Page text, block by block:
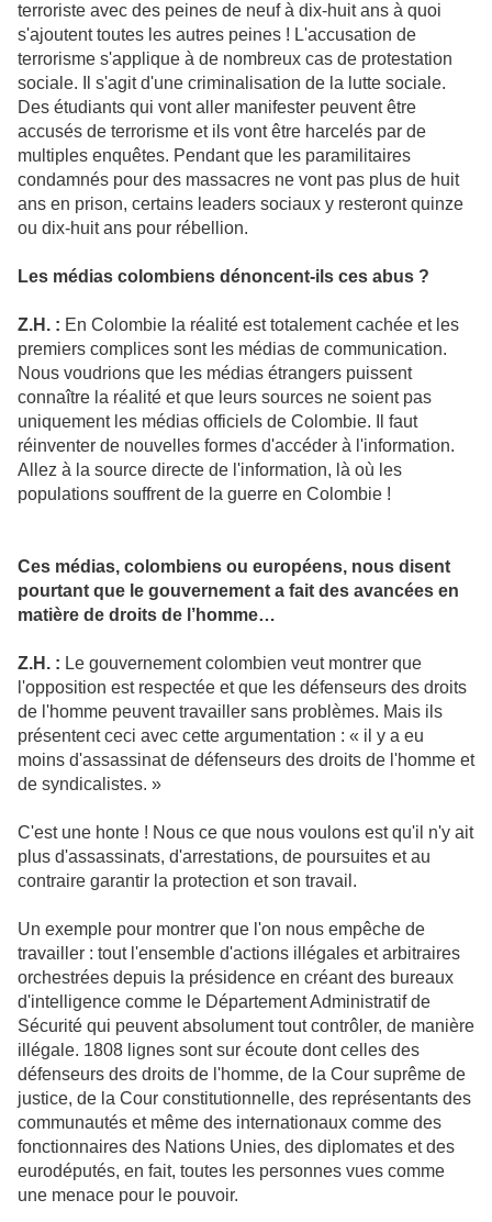
terroriste avec des peines de neuf à dix-huit ans à quoi
s'ajoutent toutes les autres peines ! L'accusation de
terrorisme s'applique à de nombreux cas de protestation
sociale. Il s'agit d'une criminalisation de la lutte sociale.
Des étudiants qui vont aller manifester peuvent être
accusés de terrorisme et ils vont être harcelés par de
multiples enquêtes. Pendant que les paramilitaires
condamnés pour des massacres ne vont pas plus de huit
ans en prison, certains leaders sociaux y resteront quinze
ou dix-huit ans pour rébellion.
Les médias colombiens dénoncent-ils ces abus ?
Z.H. : En Colombie la réalité est totalement cachée et les
premiers complices sont les médias de communication.
Nous voudrions que les médias étrangers puissent
connaître la réalité et que leurs sources ne soient pas
uniquement les médias officiels de Colombie. Il faut
réinventer de nouvelles formes d'accéder à l'information.
Allez à la source directe de l'information, là où les
populations souffrent de la guerre en Colombie !
Ces médias, colombiens ou européens, nous disent
pourtant que le gouvernement a fait des avancées en
matière de droits de l’homme…
Z.H. : Le gouvernement colombien veut montrer que
l'opposition est respectée et que les défenseurs des droits
de l'homme peuvent travailler sans problèmes. Mais ils
présentent ceci avec cette argumentation : « il y a eu
moins d'assassinat de défenseurs des droits de l'homme et
de syndicalistes. »
C'est une honte ! Nous ce que nous voulons est qu'il n'y ait
plus d'assassinats, d'arrestations, de poursuites et au
contraire garantir la protection et son travail.
Un exemple pour montrer que l'on nous empêche de
travailler : tout l'ensemble d'actions illégales et arbitraires
orchestrées depuis la présidence en créant des bureaux
d'intelligence comme le Département Administratif de
Sécurité qui peuvent absolument tout contrôler, de manière
illégale. 1808 lignes sont sur écoute dont celles des
défenseurs des droits de l'homme, de la Cour suprême de
justice, de la Cour constitutionnelle, des représentants des
communautés et même des internationaux comme des
fonctionnaires des Nations Unies, des diplomates et des
eurodéputés, en fait, toutes les personnes vues comme
une menace pour le pouvoir.